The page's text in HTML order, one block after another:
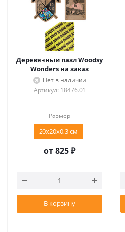
Деревянный пазл Woodsy
Wonders на заказ
Нет в наличии
Артикул: 18476.01
Размер
20х20х0,3 см
от825 ₽
В корзину